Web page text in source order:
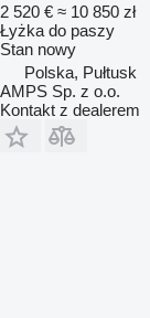
2 520 € ≈ 10 850 zł
Łyżka do paszy
Stan nowy
Polska, Pułtusk
AMPS Sp. z o.o.
Kontakt z dealerem